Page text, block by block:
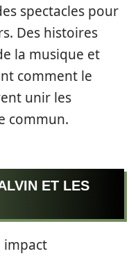
spectacles pour
Des histoires
la musique et
comment le
unir les
commun.
ET LES
impact